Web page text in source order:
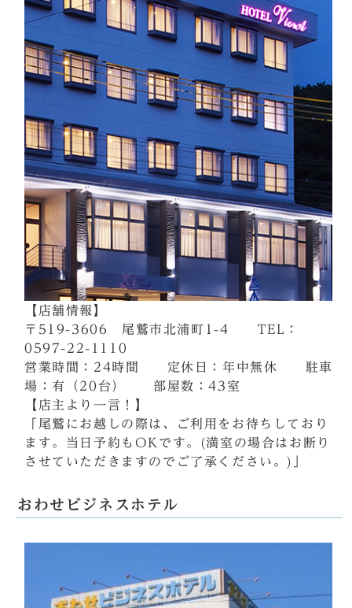
【店舗情報】
〒519-3606 尾鷲市北浦町1-4 TEL：
0597-22-1110
営業時間：24時間 定休日：年中無休 駐車
場：有（20台） 部屋数：43室
【店主より一言！】
「尾鷲にお越しの際は、ご利用をお待ちしており
ます。当日予約もOKです。(満室の場合はお断り
させていただきますのでご了承ください。)」
おわせビジネスホテル